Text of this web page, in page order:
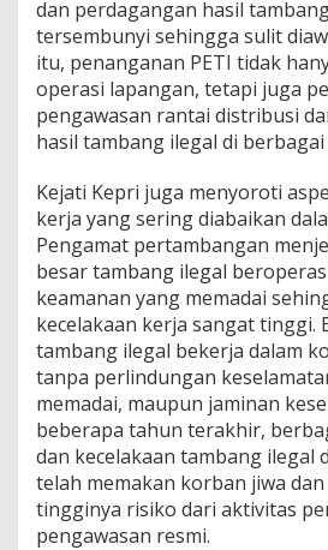
dan perdagangan hasil
tersembunyi sehingga sulit
itu, penanganan PETI tidak
operasi lapangan, tetapi juga
pengawasan rantai distribusi
hasil tambang ilegal di berbagai
Kejati Kepri juga menyoroti
kerja yang sering diabaikan
Pengamat pertambangan
besar tambang ilegal
keamanan yang memadai
kecelakaan kerja sangat tinggi.
tambang ilegal bekerja dalam
tanpa perlindungan
memadai, maupun jaminan
beberapa tahun terakhir,
dan kecelakaan tambang ilegal
telah memakan korban jiwa
tingginya risiko dari aktivitas
pengawasan resmi.